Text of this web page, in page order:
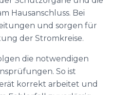
Hausanschluss. Bei
und sorgen für
der Stromkreise.
die notwendigen
So ist
korrekt arbeitet und